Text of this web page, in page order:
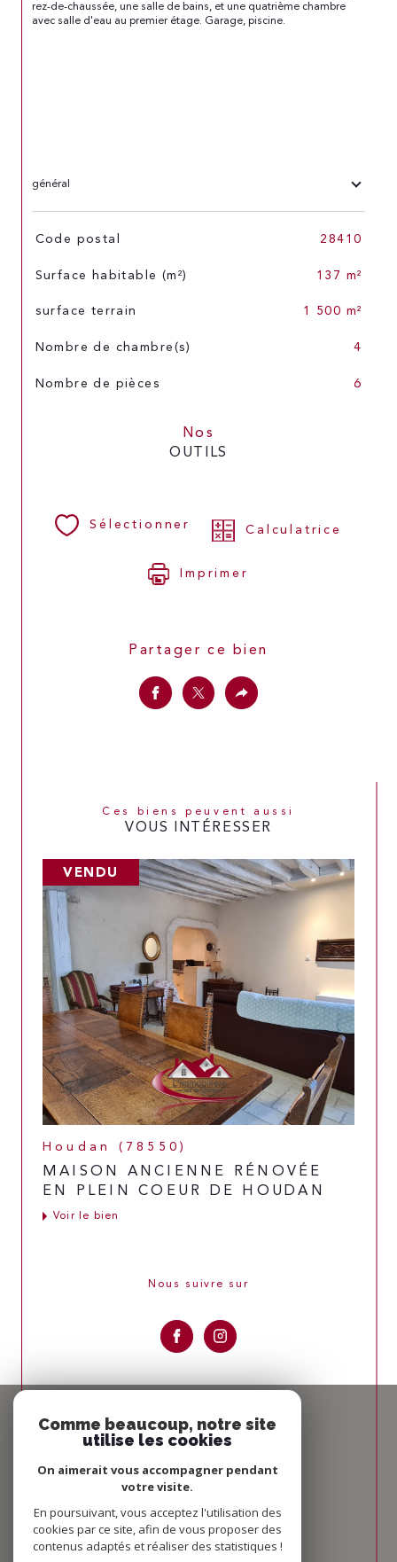
rez-de-chaussée, une salle de bains, et une quatrième chambre
avec salle d'eau au premier étage. Garage, piscine.
général
TRAD_SIROCCO_Caracteristique
Code postal 28410
Surface habitable (m²) 137 m²
surface terrain 1 500 m²
Nombre de chambre(s) 4
Nombre de pièces 6
Nos
OUTILS
Sélectionner Calculatrice
Imprimer
Partager ce bien
Ces biens peuvent aussi
VOUS INTÉRESSER
VENDU
Houdan (78550)
MAISON ANCIENNE RÉNOVÉE
EN PLEIN COEUR DE HOUDAN
Voir le bien
Nous suivre sur
PROPRIÉTAIRE
Se connecter
Nous
ADHÉRONS
Comme beaucoup, notre site
utilise les cookies
On aimerait vous accompagner pendant
votre visite.
En poursuivant, vous acceptez l'utilisation des
cookies par ce site, afin de vous proposer des
contenus adaptés et réaliser des statistiques !